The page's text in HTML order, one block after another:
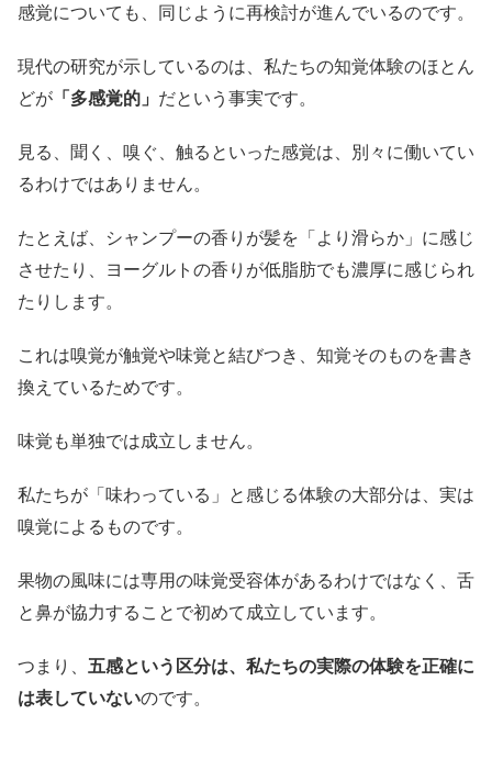
感覚についても、同じように再検討が進んでいるのです。
現代の研究が示しているのは、私たちの知覚体験のほとん
どが 「多感覚的」 だという事実です。
見る、聞く、嗅ぐ、触るといった感覚は、別々に働いてい
るわけではありません。
たとえば、シャンプーの香りが髪を「より滑らか」に感じ
させたり、ヨーグルトの香りが低脂肪でも濃厚に感じられ
たりします。
これは嗅覚が触覚や味覚と結びつき、知覚そのものを書き
換えているためです。
味覚も単独では成立しません。
私たちが「味わっている」と感じる体験の大部分は、実は
嗅覚によるものです。
果物の風味には専用の味覚受容体があるわけではなく、舌
と鼻が協力することで初めて成立しています。
つまり、 五感という区分は、私たちの実際の体験を正確に
は表していないのです。